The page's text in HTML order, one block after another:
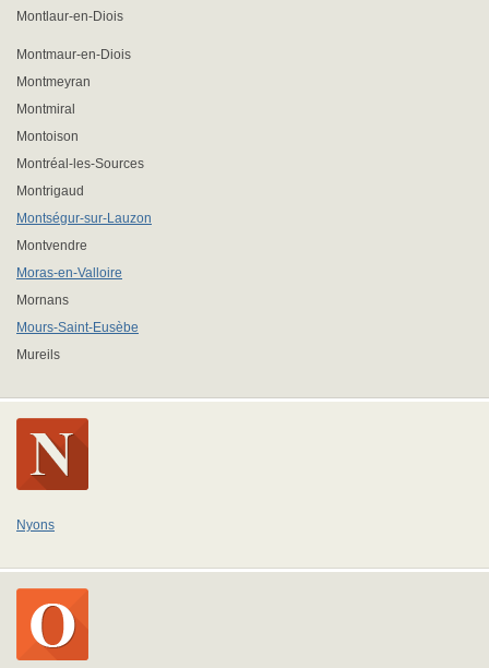
Montlaur-en-Diois
Montmaur-en-Diois
Montmeyran
Montmiral
Montoison
Montréal-les-Sources
Montrigaud
Montségur-sur-Lauzon
Montvendre
Moras-en-Valloire
Mornans
Mours-Saint-Eusèbe
Mureils
Nyons